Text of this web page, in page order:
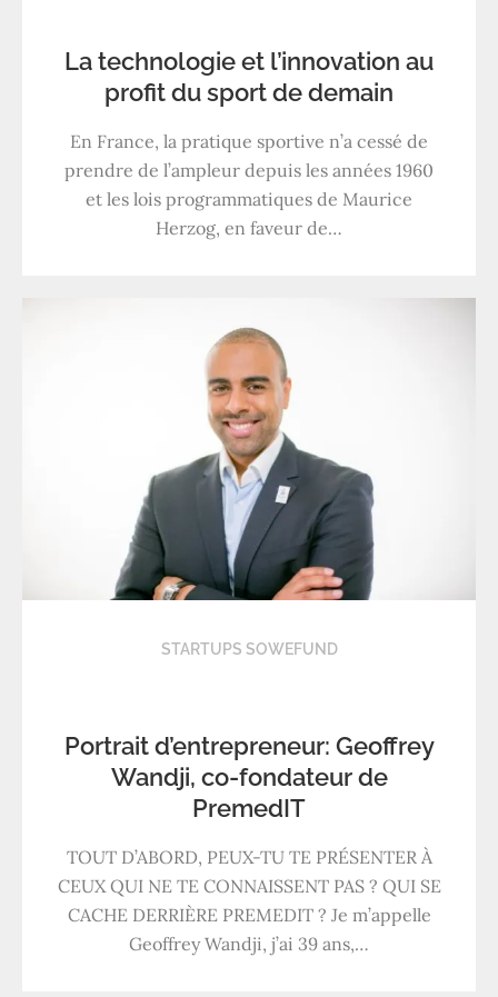
La technologie et l’innovation au
profit du sport de demain
En France, la pratique sportive n’a cessé de
prendre de l’ampleur depuis les années 1960
et les lois programmatiques de Maurice
Herzog, en faveur de…
STARTUPS SOWEFUND
Portrait d’entrepreneur: Geoffrey
Wandji, co-fondateur de
PremedIT
TOUT D’ABORD, PEUX-TU TE PRÉSENTER À
CEUX QUI NE TE CONNAISSENT PAS ? QUI SE
CACHE DERRIÈRE PREMEDIT ? Je m’appelle
Geoffrey Wandji, j’ai 39 ans,…